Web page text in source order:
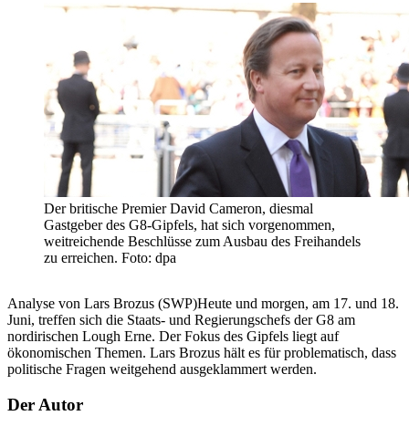
Der britische Premier David Cameron, diesmal
Gastgeber des G8-Gipfels, hat sich vorgenommen,
weitreichende Beschlüsse zum Ausbau des Freihandels
zu erreichen. Foto: dpa
Analyse von Lars Brozus (SWP)Heute und morgen, am 17. und 18.
Juni, treffen sich die Staats- und Regierungschefs der G8 am
nordirischen Lough Erne. Der Fokus des Gipfels liegt auf
ökonomischen Themen. Lars Brozus hält es für problematisch, dass
politische Fragen weitgehend ausgeklammert werden.
Der Autor